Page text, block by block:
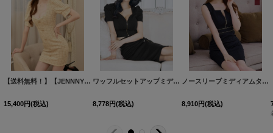
【送料無料！】【JENNNY】パフスリーブツイードチェックドレス/キャバドレス【XS-Mサイズ/カラー】[HC02] 【KND】
15,400円(税込)
ワッフルセットアップミディアムドレス/キャバドレス【S-Lサイズ/2カラー】[OF03] 【IM】
8,778円(税込)
ノースリーブミディアムタイトドレス/ジップアップ/ワッフル/チェーン/スクエアネック /谷間見せ/背中隠し/ミディアム丈/キャバドレス【XS-Lサイズ/5カラー】[OF03]【IM】
8,910円(税込)